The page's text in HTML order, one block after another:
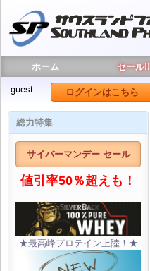
ホーム セール!!
guest ログインはこちら
総力特集
サイバーマンデー セール
値引率50％超えも！
★最高峰プロテイン上陸！★